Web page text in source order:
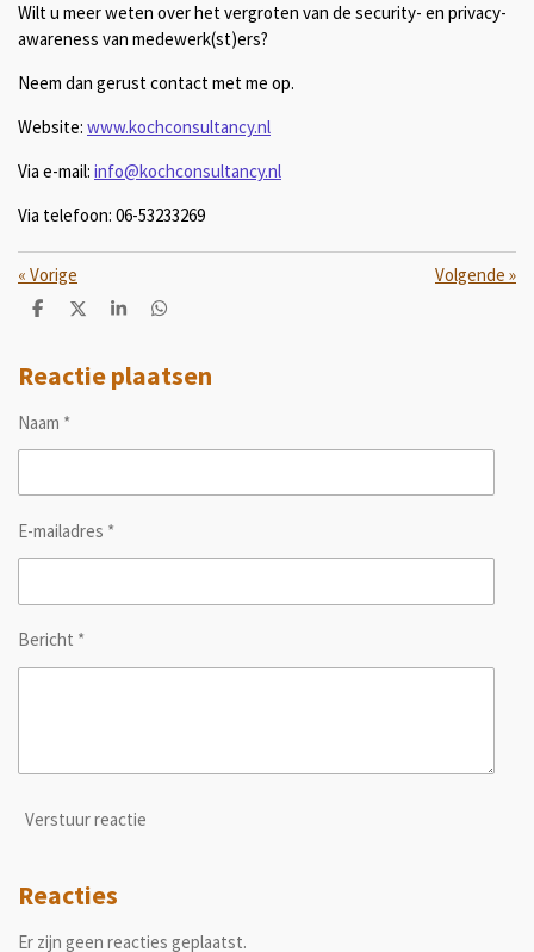
Wilt u meer weten over het vergroten van de security- en privacy-
awareness van medewerk(st)ers?
Neem dan gerust contact met me op.
Website: www.kochconsultancy.nl
Via e-mail: info@kochconsultancy.nl
Via telefoon: 06-53233269
« Vorige Volgende »
D
e
n
D
l
S
r
e
D
e
n
Reactie plaatsen
Naam *
E-mailadres *
Bericht *
Verstuur reactie
Reacties
Er zijn geen reacties geplaatst.